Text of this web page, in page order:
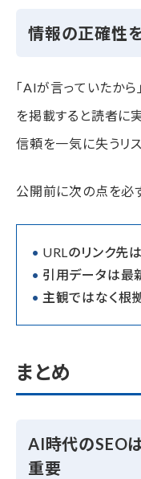
情報の正確性
「AIが言っていたか
を掲載すると読者に
信頼を一気に失うリ
公開前に次の点を必
URLのリンク先
引用データは最
主観ではなく根
まとめ
AI時代のSEO
重要